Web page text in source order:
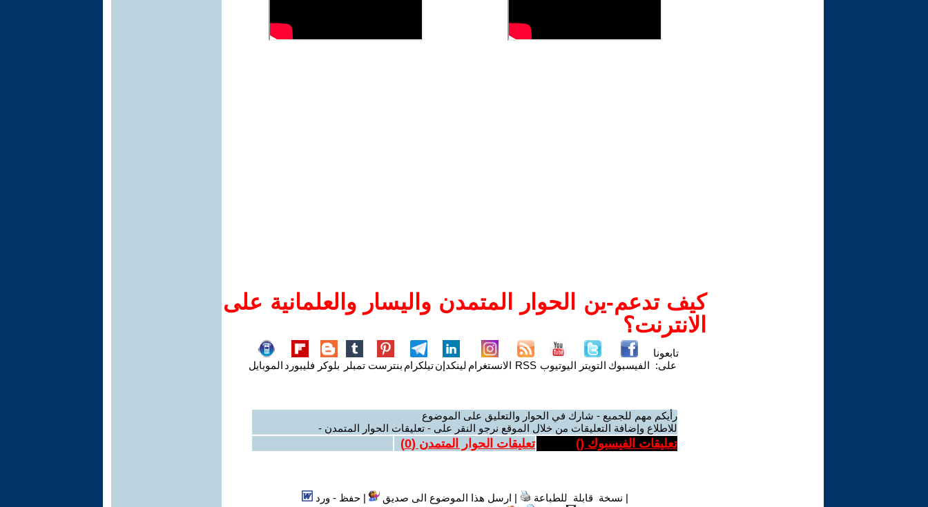
كيف تدعم-ين الحوار المتمدن واليسار والعلمانية على
الانترنت؟
تابعونا
على: الفيسبوك التويتر اليوتيوب RSS الانستغرام لينكدإنتيلكرام بنترست تمبلر بلوكر فليبورد الموبايل
رأيكم مهم للجميع - شارك في الحوار والتعليق على الموضوع
للاطلاع وإضافة التعليقات من خلال الموقع نرجو النقر على - تعليقات الحوار المتمدن -
تعليقات الفيسبوك () تعليقات الحوار المتمدن (0
)
| نسخة قابلة للطباعة | ارسل هذا الموضوع الى صديق |حفظ - ورد